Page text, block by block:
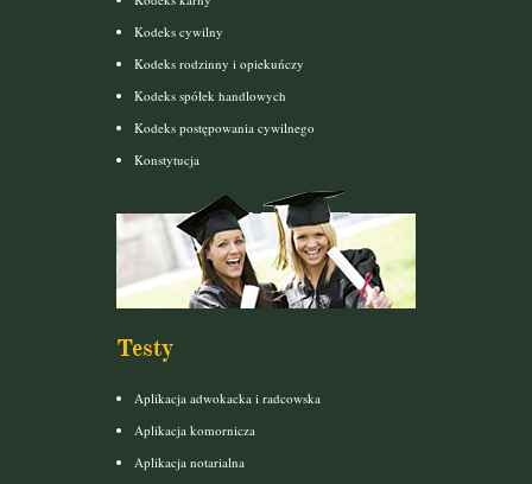
Kodeks cywilny
Kodeks rodzinny i opiekuńczy
Kodeks spółek handlowych
Kodeks postępowania cywilnego
Konstytucja
Testy
Aplikacja adwokacka i radcowska
Aplikacja komornicza
Aplikacja notarialna